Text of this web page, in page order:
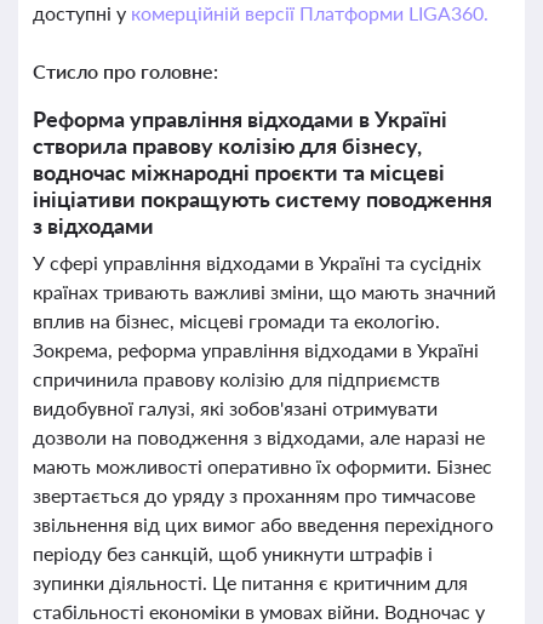
доступні у комерційній версії Платформи LIGA360.
Стисло про головне:
Реформа управління відходами в Україні
створила правову колізію для бізнесу,
водночас міжнародні проєкти та місцеві
ініціативи покращують систему поводження
з відходами
У сфері управління відходами в Україні та сусідніх
країнах тривають важливі зміни, що мають значний
вплив на бізнес, місцеві громади та екологію.
Зокрема, реформа управління відходами в Україні
спричинила правову колізію для підприємств
видобувної галузі, які зобов'язані отримувати
дозволи на поводження з відходами, але наразі не
мають можливості оперативно їх оформити. Бізнес
звертається до уряду з проханням про тимчасове
звільнення від цих вимог або введення перехідного
періоду без санкцій, щоб уникнути штрафів і
зупинки діяльності. Це питання є критичним для
стабільності економіки в умовах війни. Водночас у